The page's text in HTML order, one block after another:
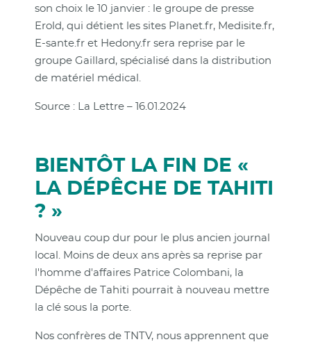
son choix le 10 janvier : le groupe de presse
Erold, qui détient les sites Planet.fr, Medisite.fr,
E-sante.fr et Hedony.fr sera reprise par le
groupe Gaillard, spécialisé dans la distribution
de matériel médical.
Source : La Lettre – 16.01.2024
BIENTÔT LA FIN DE «
LA DÉPÊCHE DE TAHITI
? »
Nouveau coup dur pour le plus ancien journal
local. Moins de deux ans après sa reprise par
l'homme d'affaires Patrice Colombani, la
Dépêche de Tahiti pourrait à nouveau mettre
la clé sous la porte.
Nos confrères de TNTV, nous apprennent que